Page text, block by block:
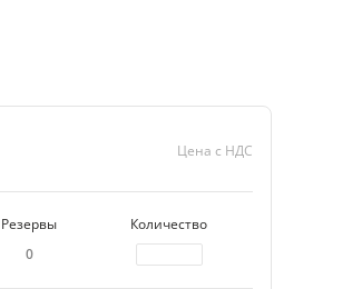
Цена с НДС
Резервы
Количество
0